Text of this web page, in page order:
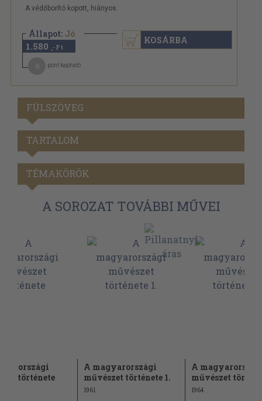
A védőborító kopott, hiányos.
Állapot: Jó
1.580 ,-Ft
pont kapható
KOSÁRBA
FÜLSZÖVEG
TARTALOM
TÉMAKÖRÖK
A SOROZAT TOVÁBBI MŰVEI
története
A magyarországi
művészet története 1.
1961
A
művészet
1964